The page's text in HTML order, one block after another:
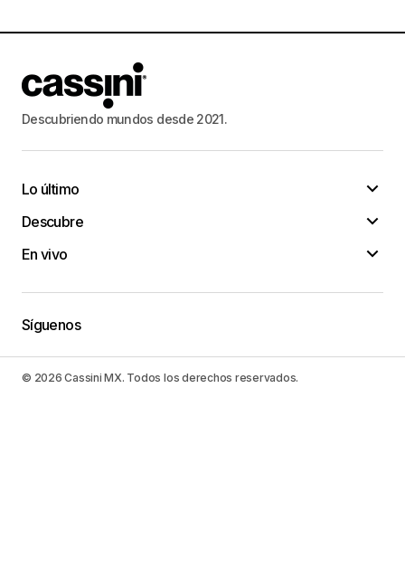
Descubriendo mundos desde 2021.
Lo último
Descubre
En vivo
Síguenos
© 2026 Cassini MX. Todos los derechos reservados.